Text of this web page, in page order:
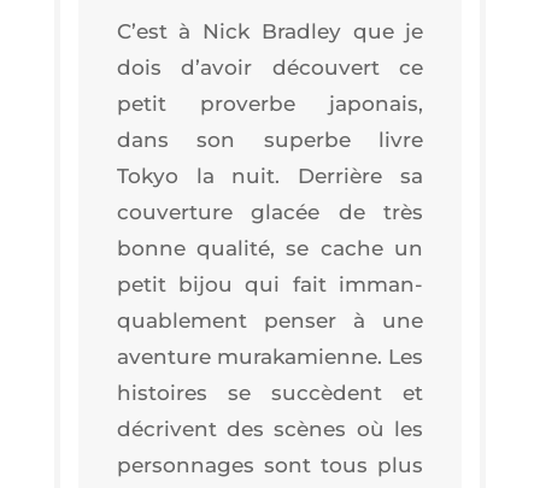
C’est à Nick Brad­ley que je
dois d’a­voir décou­vert ce
petit pro­verbe japo­nais,
dans son superbe livre
Tokyo la nuit. Der­rière sa
cou­ver­ture gla­cée de très
bonne qua­li­té, se cache un
petit bijou qui fait imman­
qua­ble­ment pen­ser à une
aven­ture mura­ka­mienne. Les
his­toires se suc­cèdent et
décrivent des scènes où les
per­son­nages sont tous plus